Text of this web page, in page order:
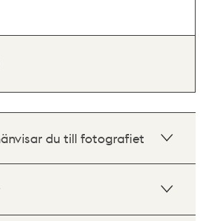
du till fotografiet